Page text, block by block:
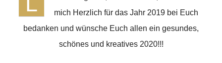
mich Herzlich für das Jahr 2019 bei Euch
bedanken und wünsche Euch allen ein gesundes,
schönes und kreatives 2020!!!